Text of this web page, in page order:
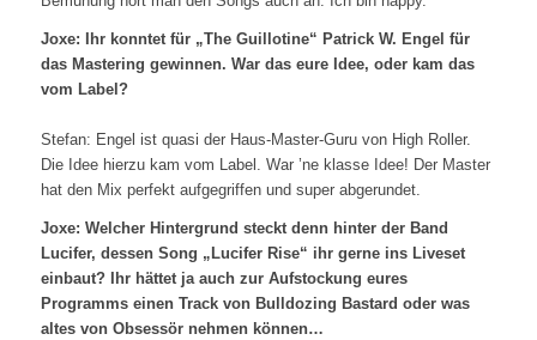
Joxe: Ihr konntet für „The Guillotine“ Patrick W. Engel für
das Mastering gewinnen. War das eure Idee, oder kam das
vom Label?
Stefan: Engel ist quasi der Haus-Master-Guru von High Roller.
Die Idee hierzu kam vom Label. War ’ne klasse Idee! Der Master
hat den Mix perfekt aufgegriffen und super abgerundet.
Joxe: Welcher Hintergrund steckt denn hinter der Band
Lucifer, dessen Song „Lucifer Rise“ ihr gerne ins Liveset
einbaut? Ihr hättet ja auch zur Aufstockung eures
Programms einen Track von Bulldozing Bastard oder was
altes von Obsessör nehmen können…